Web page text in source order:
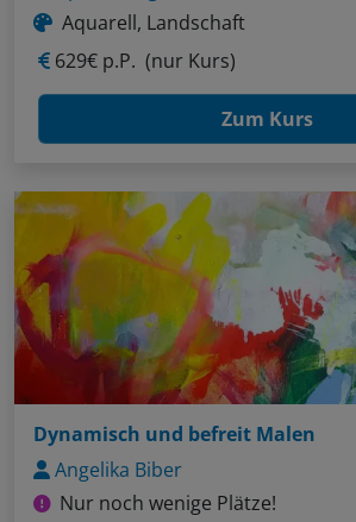
Aquarell, Landschaft
629€ p.P. (nur Kurs)
Zum Kurs
Dynamisch und befreit Malen
Angelika Biber
Nur noch wenige Plätze!